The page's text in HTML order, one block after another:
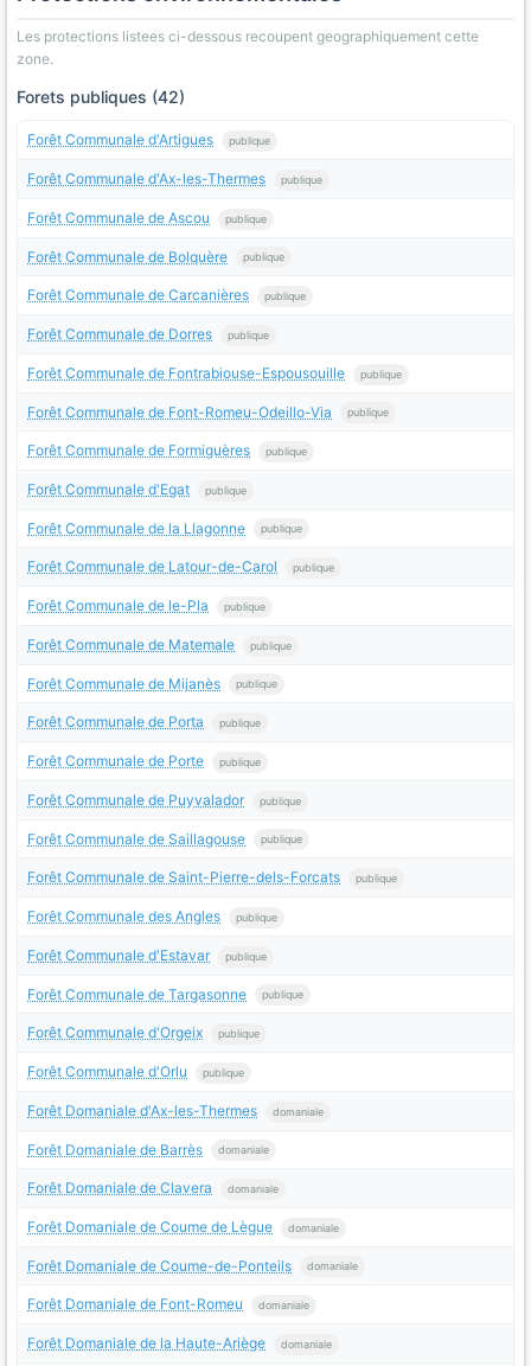
Les protections listees ci-dessous recoupent geographiquement cette
zone.
Forets publiques (42)
Forêt Communale d'Artigues publique
Forêt Communale d'Ax-les-Thermes publique
Forêt Communale de Ascou publique
Forêt Communale de Bolquère publique
Forêt Communale de Carcanières publique
Forêt Communale de Dorres publique
Forêt Communale de Fontrabiouse-Espousouille publique
Forêt Communale de Font-Romeu-Odeillo-Via publique
Forêt Communale de Formiguères publique
Forêt Communale d'Egat publique
Forêt Communale de la Llagonne publique
Forêt Communale de Latour-de-Carol publique
Forêt Communale de le-Pla publique
Forêt Communale de Matemale publique
Forêt Communale de Mijanès publique
Forêt Communale de Porta publique
Forêt Communale de Porte publique
Forêt Communale de Puyvalador publique
Forêt Communale de Saillagouse publique
Forêt Communale de Saint-Pierre-dels-Forcats publique
Forêt Communale des Angles publique
Forêt Communale d'Estavar publique
Forêt Communale de Targasonne publique
Forêt Communale d'Orgeix publique
Forêt Communale d'Orlu publique
Forêt Domaniale d'Ax-les-Thermes domaniale
Forêt Domaniale de Barrès domaniale
Forêt Domaniale de Clavera domaniale
Forêt Domaniale de Coume de Lègue domaniale
Forêt Domaniale de Coume-de-Ponteils domaniale
Forêt Domaniale de Font-Romeu domaniale
Forêt Domaniale de la Haute-Ariège domaniale